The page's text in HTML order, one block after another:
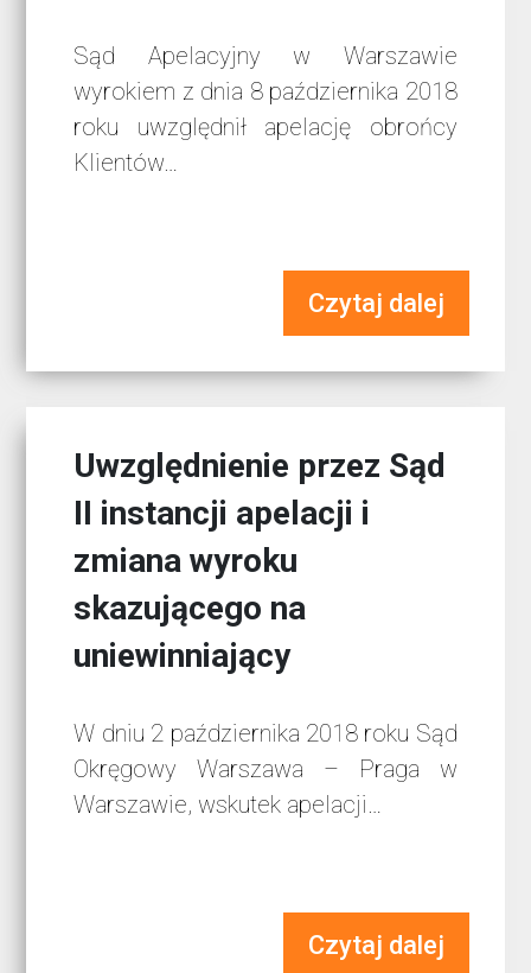
Sąd Apelacyjny w Warszawie
wyrokiem z dnia 8 października 2018
roku uwzględnił apelację obrońcy
Klientów…
Czytaj dalej
Uwzględnienie przez Sąd
II instancji apelacji i
zmiana wyroku
skazującego na
uniewinniający
W dniu 2 października 2018 roku Sąd
Okręgowy Warszawa – Praga w
Warszawie, wskutek apelacji…
Czytaj dalej